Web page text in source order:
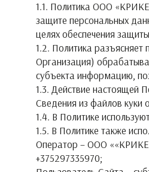
1.1. Политика ООО
защите персональных
целях обеспечения
1.2. Политика
Организация)
субъекта информацию,
1.3. Действие настоящей
Сведения из файлов куки
1.4. В Политике
1.5. В Политике также
Оператор – ООО
+375297335970;